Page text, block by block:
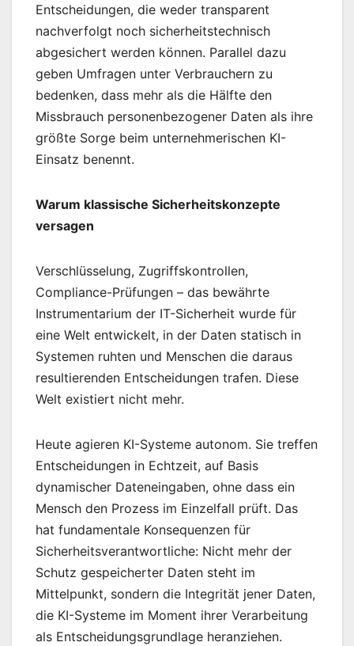
Entscheidungen, die weder transparent
nachverfolgt noch sicherheitstechnisch
abgesichert werden können. Parallel dazu
geben Umfragen unter Verbrauchern zu
bedenken, dass mehr als die Hälfte den
Missbrauch personenbezogener Daten als ihre
größte Sorge beim unternehmerischen KI-
Einsatz benennt.
Warum klassische Sicherheitskonzepte
versagen
Verschlüsselung, Zugriffskontrollen,
Compliance-Prüfungen – das bewährte
Instrumentarium der IT-Sicherheit wurde für
eine Welt entwickelt, in der Daten statisch in
Systemen ruhten und Menschen die daraus
resultierenden Entscheidungen trafen. Diese
Welt existiert nicht mehr.
Heute agieren KI-Systeme autonom. Sie treffen
Entscheidungen in Echtzeit, auf Basis
dynamischer Dateneingaben, ohne dass ein
Mensch den Prozess im Einzelfall prüft. Das
hat fundamentale Konsequenzen für
Sicherheitsverantwortliche: Nicht mehr der
Schutz gespeicherter Daten steht im
Mittelpunkt, sondern die Integrität jener Daten,
die KI-Systeme im Moment ihrer Verarbeitung
als Entscheidungsgrundlage heranziehen.